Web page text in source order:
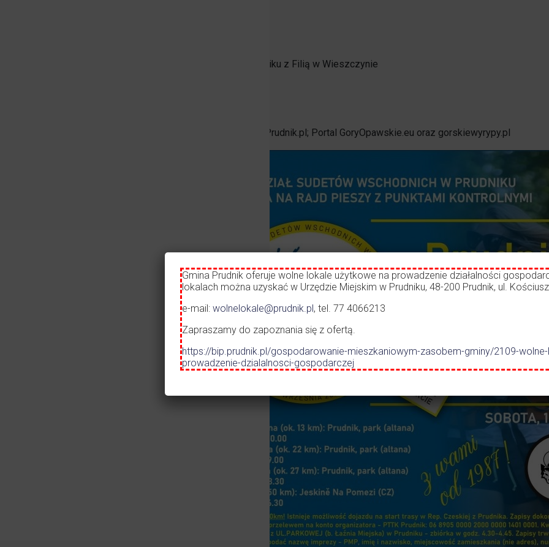
Szkolne Schronisko Młodzieżowe w Prudniku z Filią w Wieszczynie
Tygodnik Prudnicki / Portal Informacyjny TerazPrudnik.pl; Portal GoryOpawskie.eu oraz gorskiewyrypy.pl
Gmina Prudnik oferuje wolne lokale użytkowe na prowadzenie działalności
lokalach można uzyskać w Urzędzie Miejskim w Prudniku, 48-200 Prudnik, ul.
e-mail: wolnelokale@prudnik.pl, tel. 77 4066213
Zapraszamy do zapoznania się z ofertą.
https://bip.prudnik.pl/gospodarowanie-mieszkaniowym-zasobem-gminy/2109-
prowadzenie-dzialalnosci-gospodarczej
OBOWIĄZUJĄCA OD 01.05.2026 R.